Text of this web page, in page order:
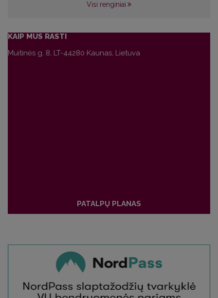
Visi renginiai
KAIP MUS RASTI
Muitinės g. 8, LT-44280 Kaunas, Lietuva
PATALPŲ PLANAS